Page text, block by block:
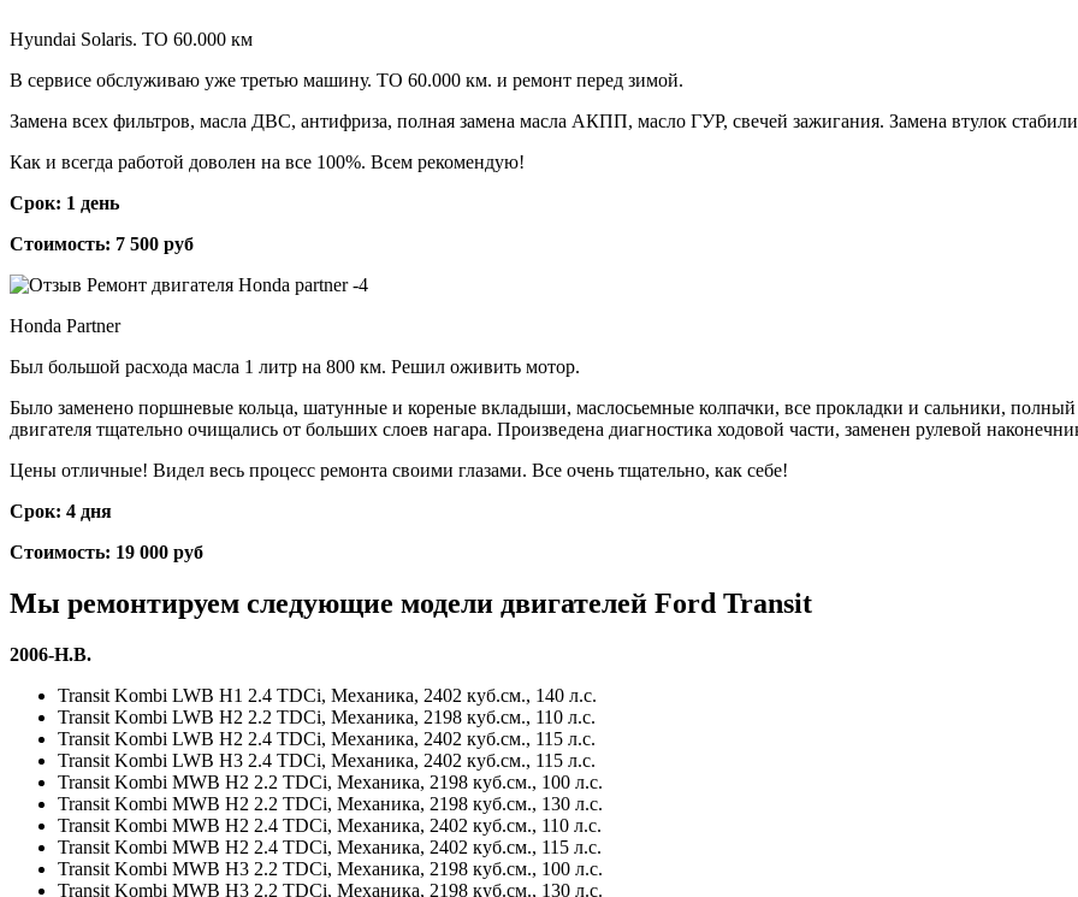
Hyundai Solaris. ТО 60.000 км
В сервисе обслуживаю уже третью машину. ТО 60.000 км. и ремонт перед зимой.
Замена всех фильтров, масла ДВС, антифриза, полная замена масла АКПП, масло ГУР, свечей зажигания. Замена втулок
Как и всегда работой доволен на все 100%. Всем рекомендую!
Срок: 1 день
Стоимость: 7 500 руб
Honda Partner
Был большой расхода масла 1 литр на 800 км. Решил оживить мотор.
Было заменено поршневые кольца, шатунные и кореные вкладыши, маслосьемные колпачки, все прокладки и сальники,
двигателя тщательно очищались от больших слоев нагара. Произведена диагностика ходовой части, заменен рулевой
Цены отличные! Видел весь процесс ремонта своими глазами. Все очень тщательно, как себе!
Срок: 4 дня
Стоимость: 19 000 руб
Мы ремонтируем следующие модели двигателей Ford Transit
2006-Н.В.
Transit Kombi LWB H1 2.4 TDCi, Механика, 2402 куб.см., 140 л.с.
Transit Kombi LWB H2 2.2 TDCi, Механика, 2198 куб.см., 110 л.с.
Transit Kombi LWB H2 2.4 TDCi, Механика, 2402 куб.см., 115 л.с.
Transit Kombi LWB H3 2.4 TDCi, Механика, 2402 куб.см., 115 л.с.
Transit Kombi MWB H2 2.2 TDCi, Механика, 2198 куб.см., 100 л.с.
Transit Kombi MWB H2 2.2 TDCi, Механика, 2198 куб.см., 130 л.с.
Transit Kombi MWB H2 2.4 TDCi, Механика, 2402 куб.см., 110 л.с.
Transit Kombi MWB H2 2.4 TDCi, Механика, 2402 куб.см., 115 л.с.
Transit Kombi MWB H3 2.2 TDCi, Механика, 2198 куб.см., 100 л.с.
Transit Kombi MWB H3 2.2 TDCi, Механика, 2198 куб.см., 130 л.с.